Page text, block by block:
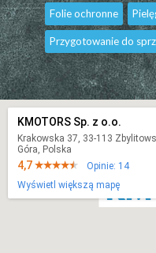
Folie ochronne
Przygotowanie do
KMOTORS Sp. z o.o.
Krakowska 37, 33-113
Góra, Polska
4,7
Opinie: 14
Wyświetl większą mapę